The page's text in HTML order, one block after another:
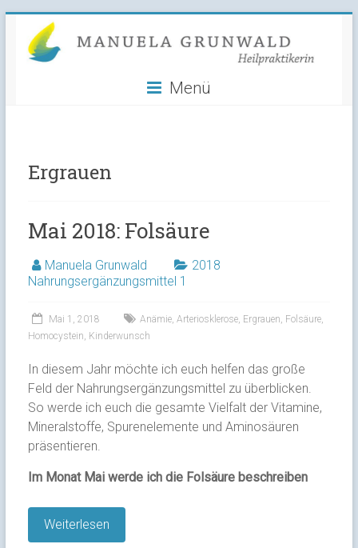
content
Manuela
Grunwald
Menü
Ergrauen
Mai 2018: Folsäure
Manuela Grunwald
2018
Nahrungsergänzungsmittel 1
Mai 1, 2018 Anämie, Arteriosklerose, Ergrauen Folsäure,
Homocystein Kinderwunsch
In diesem Jahr möchte ich euch helfen das große
Feld der Nahrungsergänzungsmittel zu überblicken.
So werde ich euch die gesamte Vielfalt der Vitamine,
Mineralstoffe, Spurenelemente und Aminosäuren
präsentieren.
Im Monat Mai werde ich die Folsäure beschreiben
Weiterlesen